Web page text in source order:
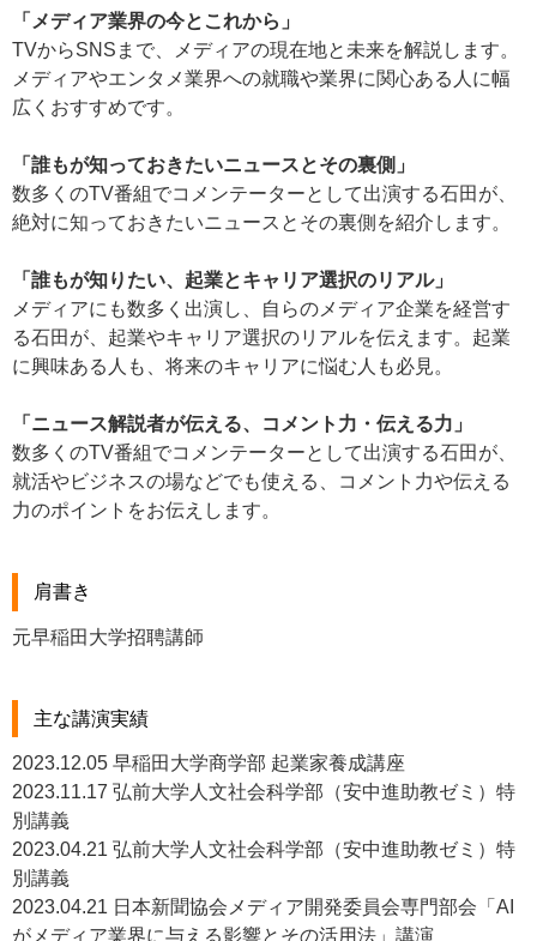
「メディア業界の今とこれから」
TVからSNSまで、メディアの現在地と未来を解説します。
メディアやエンタメ業界への就職や業界に関心ある人に幅
広くおすすめです。
「誰もが知っておきたいニュースとその裏側」
数多くのTV番組でコメンテーターとして出演する石田が、
絶対に知っておきたいニュースとその裏側を紹介します。
「誰もが知りたい、起業とキャリア選択のリアル」
メディアにも数多く出演し、自らのメディア企業を経営す
る石田が、起業やキャリア選択のリアルを伝えます。起業
に興味ある人も、将来のキャリアに悩む人も必見。
「ニュース解説者が伝える、コメント力・伝える力」
数多くのTV番組でコメンテーターとして出演する石田が、
就活やビジネスの場などでも使える、コメント力や伝える
力のポイントをお伝えします。
肩書き
元早稲田大学招聘講師
主な講演実績
2023.12.05 早稲田大学商学部 起業家養成講座
2023.11.17 弘前大学人文社会科学部（安中進助教ゼミ）特
別講義
2023.04.21 弘前大学人文社会科学部（安中進助教ゼミ）特
別講義
2023.04.21 日本新聞協会メディア開発委員会専門部会「AI
がメディア業界に与える影響とその活用法」講演